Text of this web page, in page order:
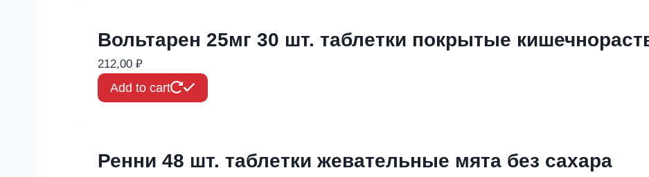
Вольтарен 25мг 30 шт. таблетки покрытые
212,00 ₽
Add to cart
Ренни 48 шт. таблетки жевательные мята без сахара